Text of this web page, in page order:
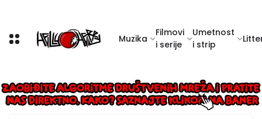
Muzika
Filmovi
i serije
Umetnost
i strip